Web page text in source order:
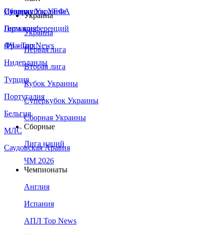
Сборная Украины
Италия
Германия
Франция
Нидерланды
Турция
Португалия
Бельгия
МЛС
Саудовская Аравия
Суперкубок УЕФА
Лига конференций
ЛЧ - Top News
Украина
Украина
Первая лига
Вторая лига
Кубок Украины
Суперкубок Украины
Сборная Украины
Сборные
Лига наций
ЧМ 2026
Чемпионаты
Англия
Испания
АПЛ Top News